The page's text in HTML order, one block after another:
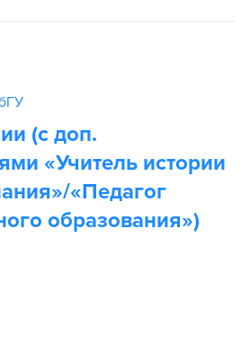
(с доп.
«Учитель истории
«Педагог
образования»)